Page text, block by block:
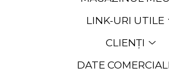
LINK-URI UTILE
CLIENȚI
DATE